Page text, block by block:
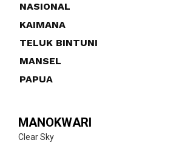
NASIONAL
KAIMANA
TELUK BINTUNI
MANSEL
PAPUA
MANOKWARI
Clear Sky